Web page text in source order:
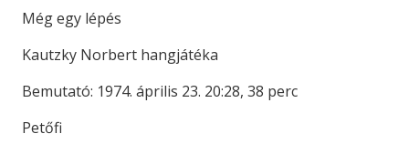
Még egy lépés
Kautzky Norbert hangjátéka
Bemutató: 1974. április 23. 20:28, 38 perc
Petőfi